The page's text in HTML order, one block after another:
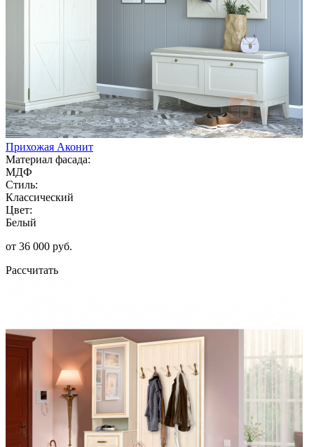
Прихожая Аконит
Материал фасада:
МДФ
Стиль:
Классический
Цвет:
Белый
от 36 000 руб.
Рассчитать